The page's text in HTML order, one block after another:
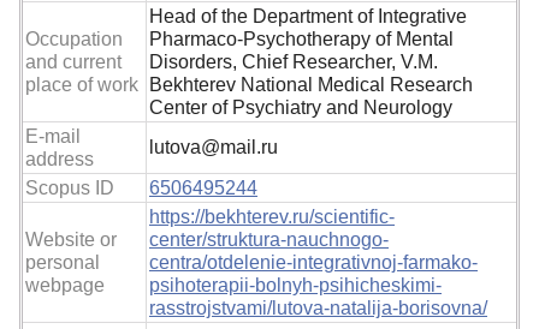
Occupation
and current
place of work
Head of the Department of Integrative
Pharmaco-Psychotherapy of Mental
Disorders, Chief Researcher, V.M.
Bekhterev National Medical Research
Center of Psychiatry and Neurology
E-mail
address
lutova@mail.ru
Scopus ID
6506495244
Website or
personal
webpage
https://bekhterev.ru/scientific-
center/struktura-nauchnogo-
centra/otdelenie-integrativnoj-farmako-
psihoterapii-bolnyh-psihicheskimi-
rasstrojstvami/lutova-natalija-borisovna/